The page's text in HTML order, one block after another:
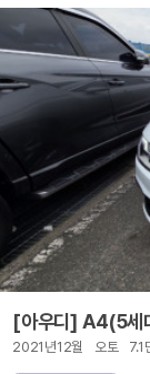
[아우디] A4(5세
2021년12월 오토 7.1